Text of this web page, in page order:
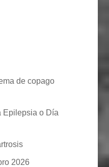
de copago
Epilepsia o Día
2026